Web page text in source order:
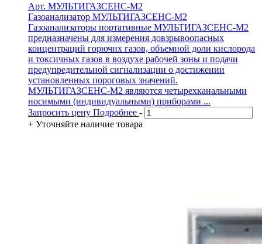
Арт. МУЛЬТИГАЗСЕНС-М2
Газоанализатор МУЛЬТИГАЗСЕНС-М2
Газоанализаторы портативные МУЛЬТИГАЗСЕНС-М2
предназначены для измерения довзрывоопасных
концентраций горючих газов, объемной доли кислорода
и токсичных газов в воздухе рабочей зоны и подачи
предупредительной сигнализации о достижении
установленных пороговых значений.
МУЛЬТИГАЗСЕНС-М2 являются четырехканальными
носимыми (индивидуальными) приборами ...
Запросить цену Подробнее -
+ Уточняйте наличие товара